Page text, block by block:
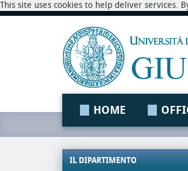
This site uses cookies to help deliver services.
HOME
IL DIPARTIMENTO